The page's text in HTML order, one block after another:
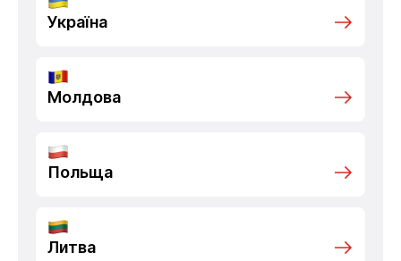
Україна
Молдова
Польща
Литва